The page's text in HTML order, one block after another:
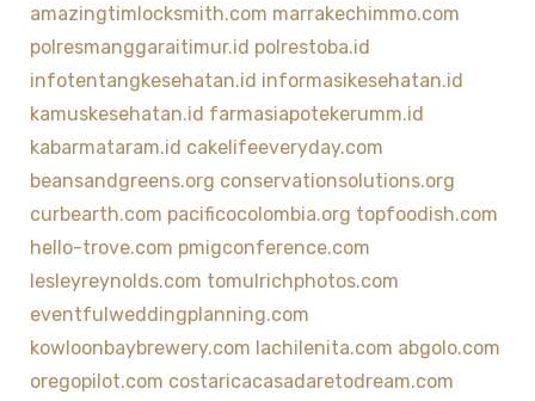
amazingtimlocksmith.com marrakechimmo.com
polresmanggaraitimur.id polrestoba.id
infotentangkesehatan.id informasikesehatan.id
kamuskesehatan.id farmasiapotekerumm.id
kabarmataram.id cakelifeeveryday.com
beansandgreens.org conservationsolutions.org
curbearth.com pacificocolombia.org topfoodish.com
hello-trove.com pmigconference.com
lesleyreynolds.com tomulrichphotos.com
eventfulweddingplanning.com
kowloonbaybrewery.com lachilenita.com abgolo.com
oregopilot.com costaricacasadaretodream.com